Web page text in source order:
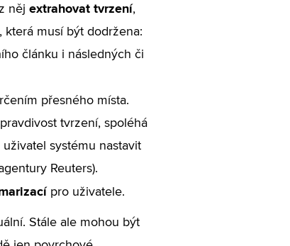
něj extrahovat tvrzení,
musí být dodržena:
článku i následných či
přesného místa.
tvrzení, spoléhá
systému nastavit
Reuters).
pro uživatele.
Stále ale mohou být